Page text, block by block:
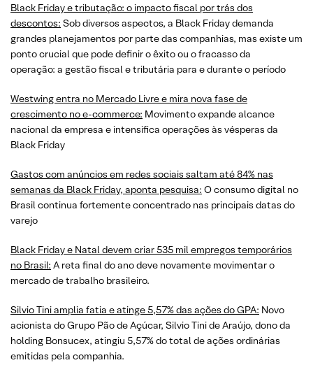
Black Friday e tributação: o impacto fiscal por trás dos
descontos: Sob diversos aspectos, a Black Friday demanda
grandes planejamentos por parte das companhias, mas existe um
ponto crucial que pode definir o êxito ou o fracasso da
operação: a gestão fiscal e tributária para e durante o período
Westwing entra no Mercado Livre e mira nova fase de
crescimento no e-commerce: Movimento expande alcance
nacional da empresa e intensifica operações às vésperas da
Black Friday
Gastos com anúncios em redes sociais saltam até 84% nas
semanas da Black Friday, aponta pesquisa: O consumo digital no
Brasil continua fortemente concentrado nas principais datas do
varejo
Black Friday e Natal devem criar 535 mil empregos temporários
no Brasil: A reta final do ano deve novamente movimentar o
mercado de trabalho brasileiro.
Silvio Tini amplia fatia e atinge 5,57% das ações do GPA: Novo
acionista do Grupo Pão de Açúcar, Silvio Tini de Araújo, dono da
holding Bonsucex, atingiu 5,57% do total de ações ordinárias
emitidas pela companhia.